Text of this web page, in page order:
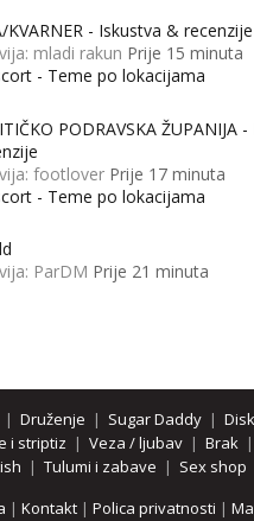
KVARNER - Iskustva & recenzije
mladi rakun Prije 15 minuta
- Teme po lokacijama
PODRAVSKA ŽUPANIJA
footlover Prije 17 minuta
- Teme po lokacijama
ParDM Prije 21 minuta
| Druženje | Sugar Daddy|
i striptiz | Veza / ljubav | Brak |
| Tulumi i zabave | Sex shop
| Kontakt | Polica privatnosti |